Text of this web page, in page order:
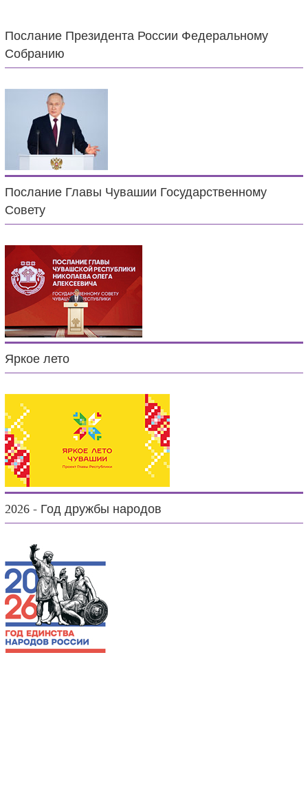
Послание Президента России Федеральному
Собранию
Послание Главы Чувашии Государственному
Совету
Яркое лето
2026 - Год дружбы народов